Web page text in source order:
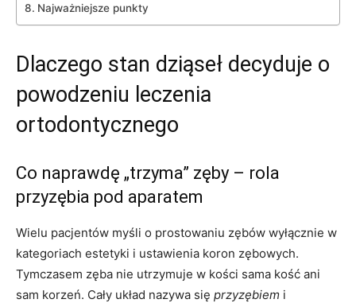
Najważniejsze punkty
Dlaczego stan dziąseł decyduje o
powodzeniu leczenia
ortodontycznego
Co naprawdę „trzyma” zęby – rola
przyzębia pod aparatem
Wielu pacjentów myśli o prostowaniu zębów wyłącznie w
kategoriach estetyki i ustawienia koron zębowych.
Tymczasem zęba nie utrzymuje w kości sama kość ani
sam korzeń. Cały układ nazywa się przyzębiem i